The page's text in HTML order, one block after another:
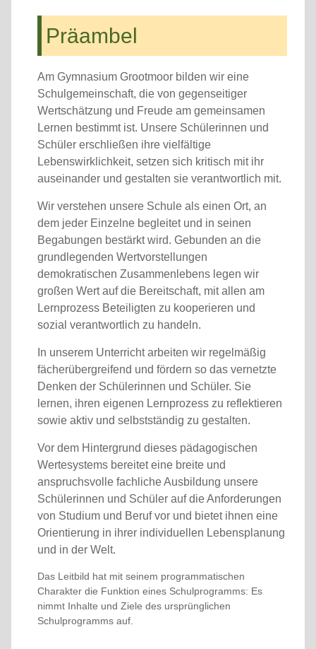
Präambel
Am Gymnasium Grootmoor bilden wir eine
Schulgemeinschaft, die von gegenseitiger
Wertschätzung und Freude am gemeinsamen
Lernen bestimmt ist. Unsere Schülerinnen und
Schüler erschließen ihre vielfältige
Lebenswirklichkeit, setzen sich kritisch mit ihr
auseinander und gestalten sie verantwortlich mit.
Wir verstehen unsere Schule als einen Ort, an
dem jeder Einzelne begleitet und in seinen
Begabungen bestärkt wird. Gebunden an die
grundlegenden Wertvorstellungen
demokratischen Zusammenlebens legen wir
großen Wert auf die Bereitschaft, mit allen am
Lernprozess Beteiligten zu kooperieren und
sozial verantwortlich zu handeln.
In unserem Unterricht arbeiten wir regelmäßig
fächerübergreifend und fördern so das vernetzte
Denken der Schülerinnen und Schüler. Sie
lernen, ihren eigenen Lernprozess zu reflektieren
sowie aktiv und selbstständig zu gestalten.
Vor dem Hintergrund dieses pädagogischen
Wertesystems bereitet eine breite und
anspruchsvolle fachliche Ausbildung unsere
Schülerinnen und Schüler auf die Anforderungen
von Studium und Beruf vor und bietet ihnen eine
Orientierung in ihrer individuellen Lebensplanung
und in der Welt.
Das Leitbild hat mit seinem programmatischen
Charakter die Funktion eines Schulprogramms: Es
nimmt Inhalte und Ziele des ursprünglichen
Schulprogrammsauf.